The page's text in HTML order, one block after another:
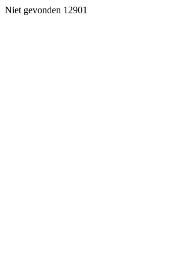
Niet gevonden 12901